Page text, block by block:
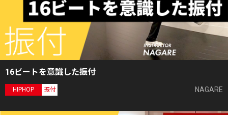
16ビートを意識した振付
HIPHOP 振付 NAGARE